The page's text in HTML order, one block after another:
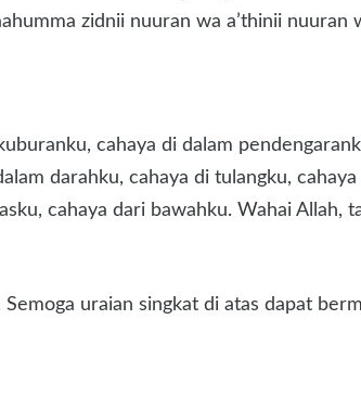
zidnii nuuran wa a’thinii nuuran
cahaya di dalam
darahku, cahaya di tulangku,
cahaya dari bawahku. Wahai Allah,
uraian singkat di atas dapat